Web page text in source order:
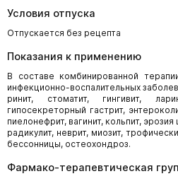
Условия отпуска
Отпускается без рецепта
Показания к применению
В составе комбинированной
инфекционно-воспалительных
ринит, стоматит, гингивит,
гипосекреторный гастрит,
пиелонефрит, вагинит, кольпит,
радикулит, неврит, миозит,
бессонницы, остеохондроз.
Фармако-терапевтическая